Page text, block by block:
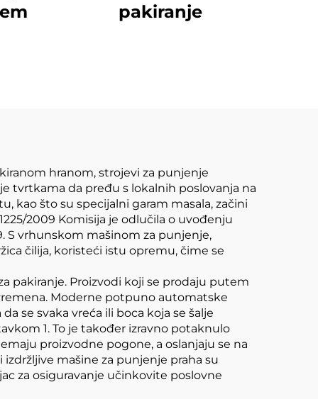
pakiranje
hranom, strojevi za punjenje
tvrtkama da pređu s lokalnih poslovanja na
kao što su specijalni garam masala, začini
2009 Komisija je odlučila o uvođenju
S vrhunskom mašinom za punjenje,
čilija, koristeći istu opremu, čime se
pakiranje. Proizvodi koji se prodaju putem
Moderne potpuno automatske
se svaka vreća ili boca koja se šalje
1. To je također izravno potaknulo
proizvodne pogone, a oslanjaju se na
mašine za punjenje praha su
za osiguravanje učinkovite poslovne